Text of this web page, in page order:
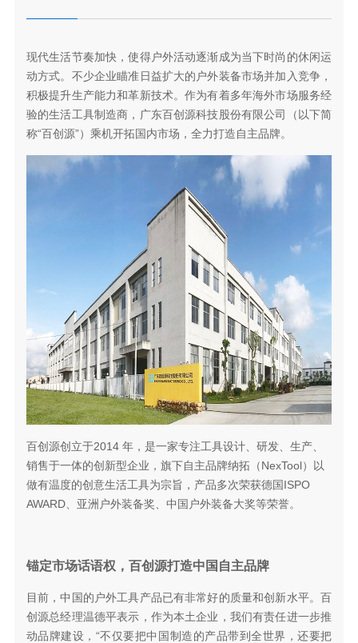
现代生活节奏加快，使得户外活动逐渐成为当下时尚的休闲运
动方式。不少企业瞄准日益扩大的户外装备市场并加入竞争，
积极提升生产能力和革新技术。作为有着多年海外市场服务经
验的生活工具制造商，广东百创源科技股份有限公司（以下简
称“百创源”）乘机开拓国内市场，全力打造自主品牌。
百创源创立于2014 年，是一家专注工具设计、研发、生产、
销售于一体的创新型企业，旗下自主品牌纳拓（NexTool）以
做有温度的创意生活工具为宗旨，产品多次荣获德国ISPO
AWARD、亚洲户外装备奖、中国户外装备大奖等荣誉。
锚定市场话语权，百创源打造中国自主品牌
目前，中国的户外工具产品已有非常好的质量和创新水平。百
创源总经理温德平表示，作为本土企业，我们有责任进一步推
动品牌建设，“不仅要把中国制造的产品带到全世界，还要把